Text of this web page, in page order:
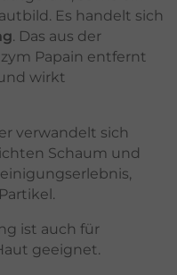
Es handelt sich
. Das aus der
Papain entfernt
wirkt
verwandelt sich
Schaum und
ist auch für
geeignet.